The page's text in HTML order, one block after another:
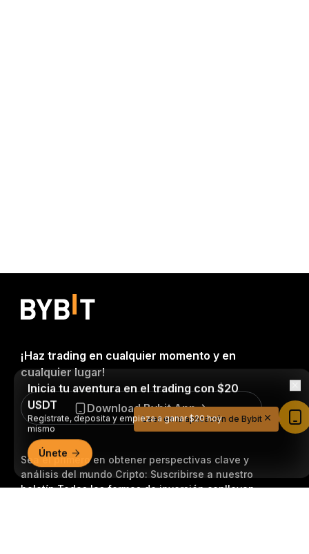
Sea el primero en obtener perspectivas clave y
análisis del mundo Cripto: Suscribirse a nuestro
boletín.Todas las formas de inversión conllevan
¡Haz trading en cualquier momento y en
cualquier lugar!
Download Bybit App
Inicia tu aventura en el trading con $20
USDT
Regístrate, deposita y empieza a ganar $20 hoy
mismo
Únete
Leer en la aplicación de Bybit